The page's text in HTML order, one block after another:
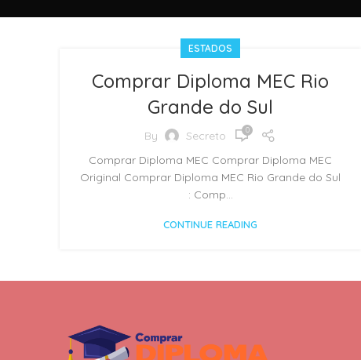
ESTADOS
Comprar Diploma MEC Rio
Grande do Sul
By Secreto 0
Comprar Diploma MEC Comprar Diploma MEC
Original Comprar Diploma MEC Rio Grande do Sul
: Comp...
CONTINUE READING